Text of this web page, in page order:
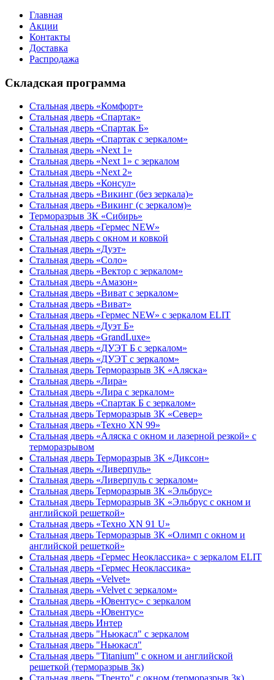
Главная
Акции
Контакты
Доставка
Распродажа
Складская программа
Стальная дверь «Комфорт»
Стальная дверь «Спартак»
Стальная дверь «Спартак Б»
Стальная дверь «Спартак с зеркалом»
Стальная дверь «Next 1»
Стальная дверь «Next 1» с зеркалом
Стальная дверь «Next 2»
Стальная дверь «Консул»
Стальная дверь «Викинг (без зеркала)»
Стальная дверь «Викинг (с зеркалом)»
Терморазрыв 3К «Сибирь»
Стальная дверь «Гермес NEW»
Стальная дверь с окном и ковкой
Стальная дверь «Дуэт»
Стальная дверь «Соло»
Стальная дверь «Вектор с зеркалом»
Стальная дверь «Амазон»
Стальная дверь «Виват с зеркалом»
Стальная дверь «Виват»
Стальная дверь «Гермес NEW» с зеркалом ELIT
Стальная дверь «Дуэт Б»
Стальная дверь «GrandLuxe»
Стальная дверь «ДУЭТ Б с зеркалом»
Стальная дверь «ДУЭТ с зеркалом»
Стальная дверь Терморазрыв 3К «Аляска»
Стальная дверь «Лира»
Стальная дверь «Лира с зеркалом»
Стальная дверь «Спартак Б с зеркалом»
Стальная дверь Терморазрыв 3К «Север»
Стальная дверь «Техно XN 99»
Стальная дверь «Аляска с окном и лазерной резкой» с
терморазрывом
Стальная дверь Терморазрыв 3К «Диксон»
Стальная дверь «Ливерпуль»
Стальная дверь «Ливерпуль с зеркалом»
Стальная дверь Терморазрыв 3К «Эльбрус»
Стальная дверь Терморазрыв 3К «Эльбрус с окном и
английской решеткой»
Стальная дверь «Техно XN 91 U»
Стальная дверь Терморазрыв 3К «Олимп с окном и
английской решеткой»
Стальная дверь «Гермес Неоклассика» с зеркалом ELIT
Стальная дверь «Гермес Неоклассика»
Стальная дверь «Velvet»
Стальная дверь «Velvet с зеркалом»
Стальная дверь «Ювентус» с зеркалом
Стальная дверь «Ювентус»
Стальная дверь Интер
Стальная дверь "Ньюкасл" с зеркалом
Стальная дверь "Ньюкасл"
Стальная дверь "Titanium" с окном и английской
решеткой (терморазрыв 3к)